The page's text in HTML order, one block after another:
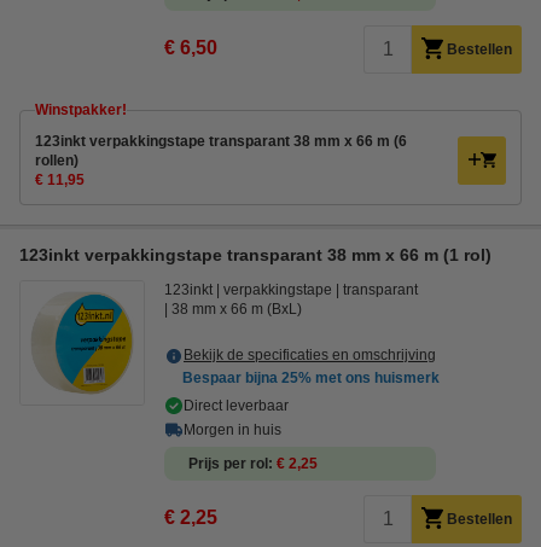
€ 6,50 Bestellen
Winstpakker!
123inkt verpakkingstape transparant 38 mm x 66 m (6
rollen)
€ 11,95
123inkt verpakkingstape transparant 38 mm x 66 m (1 rol)
123inkt verpakkingstape
transparant
38 mm x 66 m (BxL)
Bekijk de specificaties en omschrijving
Bespaar bijna 25% met ons huismerk
Direct leverbaar
Morgen in huis
Prijs per rol
€ 2,25
€ 2,25 Bestellen